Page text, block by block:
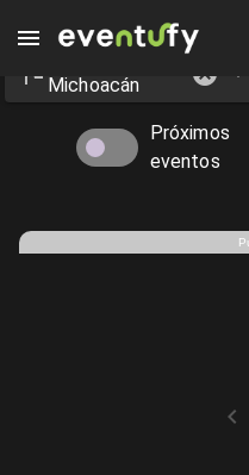
Eventos en Zamora -
Michoacán
Próximos
eventos